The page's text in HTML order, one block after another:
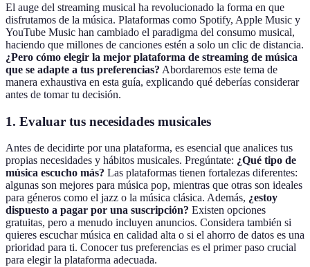
El auge del streaming musical ha revolucionado la forma en que
disfrutamos de la música. Plataformas como Spotify, Apple Music y
YouTube Music han cambiado el paradigma del consumo musical,
haciendo que millones de canciones estén a solo un clic de distancia.
¿Pero cómo elegir la mejor plataforma de streaming de música
que se adapte a tus preferencias? Abordaremos este tema de
manera exhaustiva en esta guía, explicando qué deberías considerar
antes de tomar tu decisión.
1. Evaluar tus necesidades musicales
Antes de decidirte por una plataforma, es esencial que analices tus
propias necesidades y hábitos musicales. Pregúntate: ¿Qué tipo de
música escucho más? Las plataformas tienen fortalezas diferentes:
algunas son mejores para música pop, mientras que otras son ideales
para géneros como el jazz o la música clásica. Además, ¿estoy
dispuesto a pagar por una suscripción? Existen opciones
gratuitas, pero a menudo incluyen anuncios. Considera también si
quieres escuchar música en calidad alta o si el ahorro de datos es una
prioridad para ti. Conocer tus preferencias es el primer paso crucial
para elegir la plataforma adecuada.